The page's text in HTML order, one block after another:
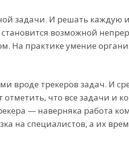
задачи. И решать каждую
возможной
На практике умение
вроде трекеров задач. И
что все задачи и
— наверняка работа
на специалистов, а их